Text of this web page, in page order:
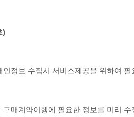
)
인정보 수집시 서비스제공을 위하여
구매계약이행에 필요한 정보를 미리